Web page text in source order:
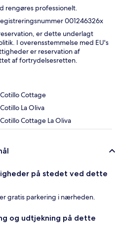
rengøres professionelt.
001246326x
er dette underlagt
I overensstemmelse med EU's
er reservation af
af fortrydelsesretten.
Cottage
La Oliva
Cottage La Oliva
på stedet ved dette
gratis parkering i nærheden.
og udtjekning på dette